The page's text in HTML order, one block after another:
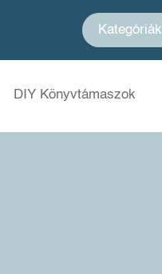
Kategóriák
DIY Könyvtámaszok